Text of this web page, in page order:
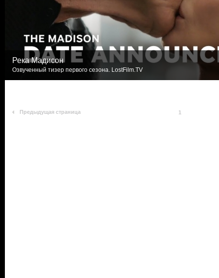
Река Мадисон
Озвученный тизер первого сезона. LostFilm.TV
Предыдущая страница 1